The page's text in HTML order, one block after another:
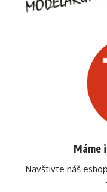
Máme
Navštivte náš